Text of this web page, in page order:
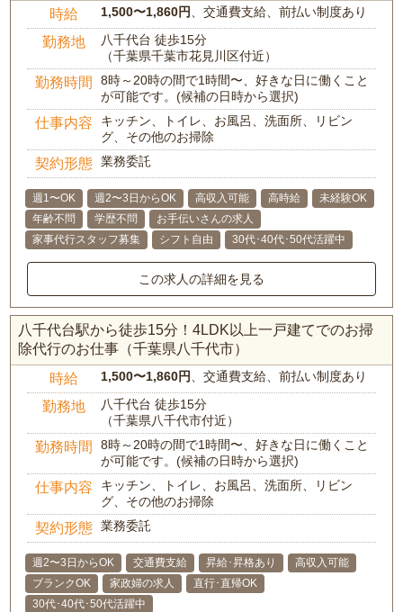
時給 1,500〜1,860円、交通費支給、前払い制度あり
勤務地
八千代台 徒歩15分
（千葉県千葉市花見川区付近）
勤務時間
8時～20時の間で1時間〜、好きな日に働くこと
が可能です。(候補の日時から選択)
仕事内容
キッチン、トイレ、お風呂、洗面所、リビン
グ、その他のお掃除
契約形態 業務委託
週1〜OK 週2〜3日からOK 高収入可能 高時給
未経験OK
年齢不問
学歴不問
お手伝いさんの求人
家事代行スタッフ募集
シフト自由 30代･40代･50代活躍中
この求人の詳細を見る
八千代台駅から徒歩15分！4LDK以上一戸建てでのお掃
除代行のお仕事（千葉県八千代市）
時給 1,500〜1,860円、交通費支給、前払い制度あり
勤務地
八千代台 徒歩15分
（千葉県八千代市付近）
勤務時間
8時～20時の間で1時間〜、好きな日に働くこと
が可能です。(候補の日時から選択)
仕事内容
キッチン、トイレ、お風呂、洗面所、リビン
グ、その他のお掃除
契約形態 業務委託
週2〜3日からOK 交通費支給 昇給･昇格あり
高収入可能
ブランクOK
家政婦の求人
直行･直帰OK
30代･40代･50代活躍中